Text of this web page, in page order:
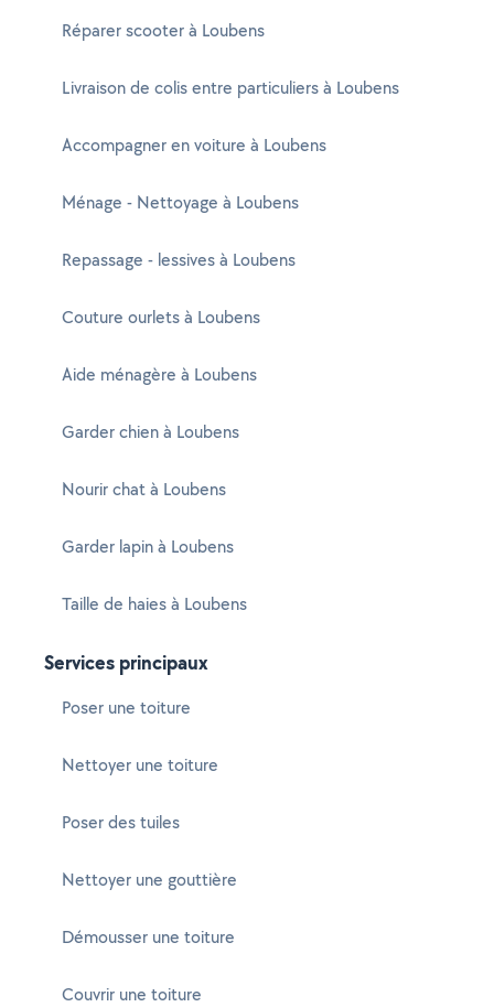
Réparer scooter à Loubens
Livraison de colis entre particuliers à Loubens
Accompagner en voiture à Loubens
Ménage - Nettoyage à Loubens
Repassage - lessives à Loubens
Couture ourlets à Loubens
Aide ménagère à Loubens
Garder chien à Loubens
Nourir chat à Loubens
Garder lapin à Loubens
Taille de haies à Loubens
Services principaux
Poser une toiture
Nettoyer une toiture
Poser des tuiles
Nettoyer une gouttière
Démousser une toiture
Couvrir une toiture